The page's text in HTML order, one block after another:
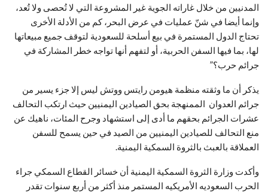
المدنيين من خلال غاراته الجوية غير المشروعة التي لا تُحصى ولا تُعد،
وإنما أيضا في شنّ عمليات في عرض البحر، كم من الأدلة الأخرى
تحتاج الدول المستمرة في بيع أسلحة للسعودية لتوقف جميع مبيعاتها
لها، بما فيها السفن الحربية، أو لتفهم أنها تواجه خطر المشاركة في
جرائم حرب؟”
يذكر أن ما وثقته منظمة هيومن رايتس ووتش ليس إلا جزء يسير من
جرائم العدوان الممنهجة بحق الصيادين اليمنيين حيث ارتكب التحالف
عشرات الجرائم بحقهم ما أدى إلى استشهاد وجرح المئات، ناهيك عن
منع التحالف للصيادين اليمنيين من الصيد في حين يسمح للسفن
العملاقة بالعبث بالثروة السمكية اليمنية.
وأكدت وزارة الثروة السمكية اليمنية أن خسائر القطاع السمكي جراء
الحرب السعوديه الأمريكيه المستمر منذ أكثر من أربع سنوات تقدر